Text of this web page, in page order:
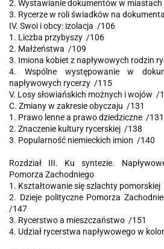
2. Wystawianie dokumentów w
3. Rycerze w roli świadków na
IV. Swoi i obcy: izolacja /106
1. Liczba przybyszy /106
2. Małżeństwa /109
3. Imiona kobiet z napływowych rodzin
4. Wspólne występowanie w
napływowych rycerzy /115
V. Losy słowiańskich możnych i wojów /
C. Zmiany w zakresie obyczaju /131
1. Prawo lenne a prawo dziedziczne /131
2. Znaczenie kultury rycerskiej /138
3. Popularność niemieckich imion /140
Rozdział III. Ku syntezie.
Pomorza Zachodniego
1. Kształtowanie się szlachty
2. Dzieje polityczne Pomorza
/147
3. Rycerstwo a mieszczaństwo /151
4. Udział rycerstwa napływowego w